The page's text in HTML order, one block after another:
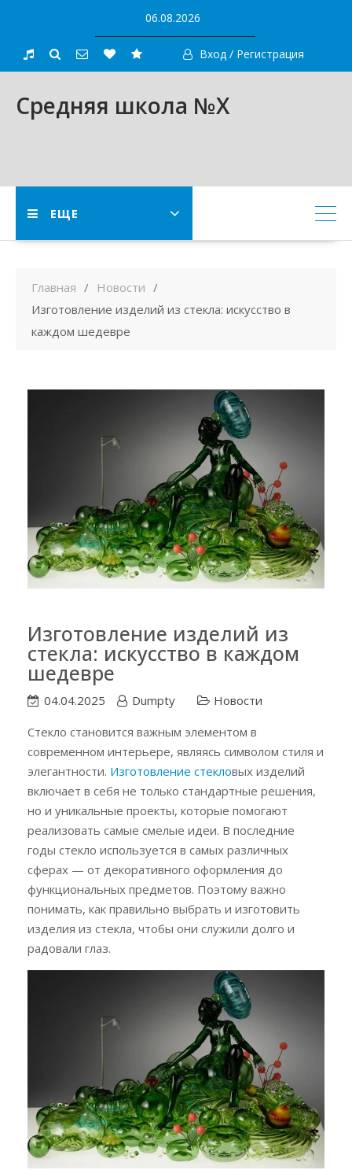
content
06.08.2026
Вход / Регистрация
Средняя школа №X
ЕЩЕ
Главная
Новости
Изготовление изделий из стекла: искусство в
каждом шедевре
Изготовление изделий из
стекла: искусство в каждом
шедевре
04.04.2025 Dumpty
Новости
Стекло становится важным элементом в
современном интерьере, являясь символом стиля и
элегантности. Изготовление стекловых изделий
включает в себя не только стандартные решения,
но и уникальные проекты, которые помогают
реализовать самые смелые идеи. В последние
годы стекло используется в самых различных
сферах — от декоративного оформления до
функциональных предметов. Поэтому важно
понимать, как правильно выбрать и изготовить
изделия из стекла, чтобы они служили долго и
радовали глаз.